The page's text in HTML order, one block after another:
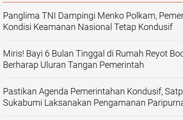
Panglima TNI Dampingi Menko Polkam,
Kondisi Keamanan Nasional Tetap Kondusif
Miris! Bayi 6 Bulan Tinggal di Rumah Reyot
Berharap Uluran Tangan Pemerintah
Pastikan Agenda Pemerintahan Kondusif,
Sukabumi Laksanakan Pengamanan